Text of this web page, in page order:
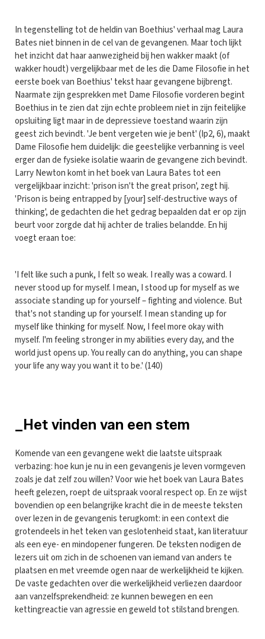
In tegenstelling tot de heldin van Boethius' verhaal mag Laura
Bates niet binnen in de cel van de gevangenen. Maar toch lijkt
het inzicht dat haar aanwezigheid bij hen wakker maakt (of
wakker houdt) vergelijkbaar met de les die Dame Filosofie in het
eerste boek van Boethius' tekst haar gevangene bijbrengt.
Naarmate zijn gesprekken met Dame Filosofie vorderen begint
Boethius in te zien dat zijn echte probleem niet in zijn feitelijke
opsluiting ligt maar in de depressieve toestand waarin zijn
geest zich bevindt. 'Je bent vergeten wie je bent' (Ip2, 6), maakt
Dame Filosofie hem duidelijk: die geestelijke verbanning is veel
erger dan de fysieke isolatie waarin de gevangene zich bevindt.
Larry Newton komt in het boek van Laura Bates tot een
vergelijkbaar inzicht: 'prison isn't the great prison', zegt hij.
'Prison is being entrapped by [your] self-destructive ways of
thinking', de gedachten die het gedrag bepaalden dat er op zijn
beurt voor zorgde dat hij achter de tralies belandde. En hij
voegt eraan toe:
'I felt like such a punk, I felt so weak. I really was a coward. I
never stood up for myself. I mean, I stood up for myself as we
associate standing up for yourself – fighting and violence. But
that's not standing up for yourself. I mean standing up for
myself like thinking for myself. Now, I feel more okay with
myself. I'm feeling stronger in my abilities every day, and the
world just opens up. You really can do anything, you can shape
your life any way you want it to be.' (140)
_Het vinden van een stem
Komende van een gevangene wekt die laatste uitspraak
verbazing: hoe kun je nu in een gevangenis je leven vormgeven
zoals je dat zelf zou willen? Voor wie het boek van Laura Bates
heeft gelezen, roept de uitspraak vooral respect op. En ze wijst
bovendien op een belangrijke kracht die in de meeste teksten
over lezen in de gevangenis terugkomt: in een context die
grotendeels in het teken van geslotenheid staat, kan literatuur
als een eye- en mindopener fungeren. De teksten nodigen de
lezers uit om zich in de schoenen van iemand van anders te
plaatsen en met vreemde ogen naar de werkelijkheid te kijken.
De vaste gedachten over die werkelijkheid verliezen daardoor
aan vanzelfsprekendheid: ze kunnen bewegen en een
kettingreactie van agressie en geweld tot stilstand brengen.